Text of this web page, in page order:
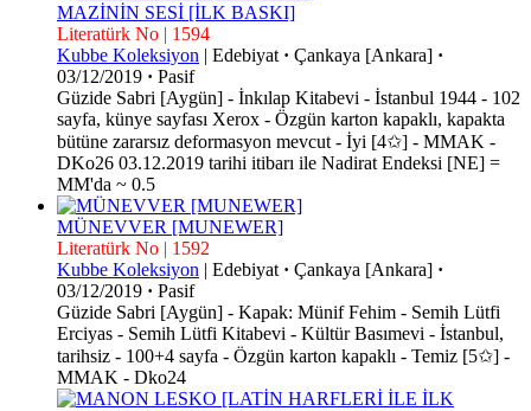
MAZİNİN SESİ [İLK BASKI]
Literatürk No | 1594
Kubbe Koleksiyon | Edebiyat · Çankaya [Ankara] ·
03/12/2019 · Pasif
Güzide Sabri [Aygün] - İnkılap Kitabevi - İstanbul 1944 - 102
sayfa, künye sayfası Xerox - Özgün karton kapaklı, kapakta
bütüne zararsız deformasyon mevcut - İyi [4✩] - MMAK -
DKo26 03.12.2019 tarihi itibarı ile Nadirat Endeksi [NE] =
MM'da ~ 0.5
MÜNEVVER [MUNEWER]
Literatürk No | 1592
Kubbe Koleksiyon | Edebiyat · Çankaya [Ankara] ·
03/12/2019 · Pasif
Güzide Sabri [Aygün] - Kapak: Münif Fehim - Semih Lütfi
Erciyas - Semih Lütfi Kitabevi - Kültür Basımevi - İstanbul,
tarihsiz - 100+4 sayfa - Özgün karton kapaklı - Temiz [5✩] -
MMAK - Dko24